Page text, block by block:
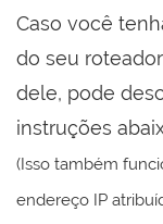
Caso você
do seu
dele, pode
instruções
(Isso também
endereço IP